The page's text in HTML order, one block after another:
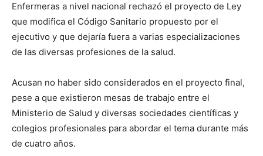
Enfermeras a nivel nacional rechazó el proyecto de Ley
que modifica el Código Sanitario propuesto por el
ejecutivo y que dejaría fuera a varias especializaciones
de las diversas profesiones de la salud.
Acusan no haber sido considerados en el proyecto final,
pese a que existieron mesas de trabajo entre el
Ministerio de Salud y diversas sociedades científicas y
colegios profesionales para abordar el tema durante más
de cuatro años.